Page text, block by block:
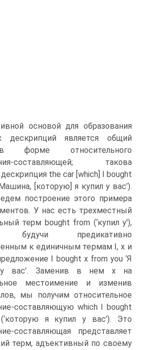
основой для образования
дескрипций является общий
относительного
состав­ляющей; такова
the car [which] I bought
[которую] я купил у вас’).
по­строение этого примера
У нас есть трехместный
терм bought from (‘купил у'),
будучи пре­дикативно
к единичным термам I, х и
I bought х from you ‘Я
вас’. Заменив в нем х на
местоимение и изменив
мы получим относительное
составляющую which I bought
я купил у вас’). Это
со­ставляющая представляет
терм, адъективный по свое­му